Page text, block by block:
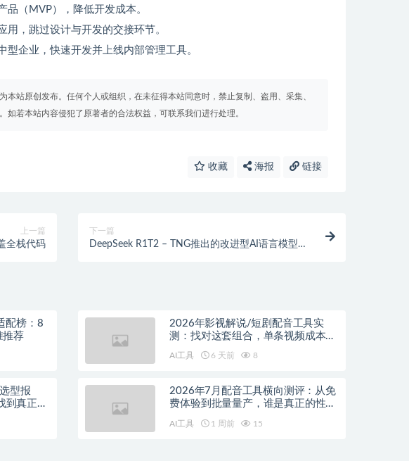
品（MVP），降低开发成本。
用，跳过设计与开发的交接环节。
型企业，快速开发并上线内部管理工具。
本站原创发布。任何个人或组织，在未征得本站同意时，禁止复制、盗用、采集、
如若本站内容侵犯了原著者的合法权益，可联系我们进行处理。
收藏 海报 链接
上一篇
全栈代码
下一篇
DeepSeek R1T2 – TNG推出的改进型AI语言模型，
配榜：8
推荐
2026年影视解说/短剧配音工具实
测：找对这套组合，单条视频成本直
AI工具 6 天前 8
型报
到真正的
2026年7月配音工具横向测评：从免
费体验到批量量产，谁是真正的性价
AI工具 1 周前 15